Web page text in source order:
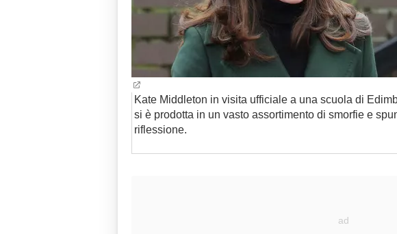
Kate Middleton in visita ufficiale a una scuola di
si è prodotta in un vasto assortimento di smorfie e
riflessione.